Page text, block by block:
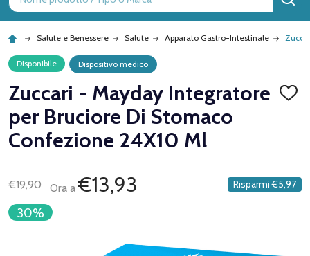
Salute e Benessere Salute Apparato Gastro-Intestinale
Disponibile Dispositivo medico
Zuccari - Mayday Integratore
per Bruciore Di Stomaco
Confezione 24X10 Ml
€19,90 Ora a€13,93 Risparmi €5,97
30%